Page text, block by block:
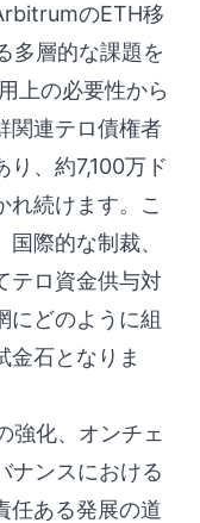
のETH移
多層的な課題を
上の必要性から
関連テロ債権者
、約7,100万ド
れ続けます。こ
際的な制裁、
テロ資金供与対
にどのように組
金石となりま
強化、オンチェ
ナンスにおける
任ある発展の道